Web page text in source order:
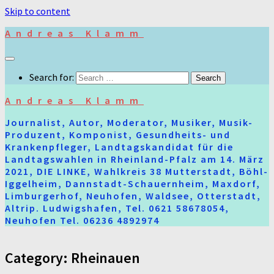
Skip to content
Andreas Klamm
Search for:
Andreas Klamm
Journalist, Autor, Moderator, Musiker, Musik-
Produzent, Komponist, Gesundheits- und
Krankenpfleger, Landtagskandidat für die
Landtagswahlen in Rheinland-Pfalz am 14. März
2021, DIE LINKE, Wahlkreis 38 Mutterstadt, Böhl-
Iggelheim, Dannstadt-Schauernheim, Maxdorf,
Limburgerhof, Neuhofen, Waldsee, Otterstadt,
Altrip. Ludwigshafen, Tel. 0621 58678054,
Neuhofen Tel. 06236 4892974
Category: Rheinauen